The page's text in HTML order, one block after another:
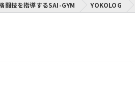
制高校学習センター
闘技を指導するSAI-GYM YOKOLOG